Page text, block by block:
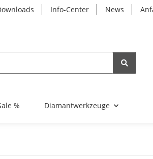
Info-Center News
% Diamantwerkzeuge